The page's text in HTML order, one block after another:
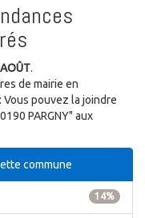
.
de mairie en
Vous pouvez la joindre
PARGNY" aux
commune
14%